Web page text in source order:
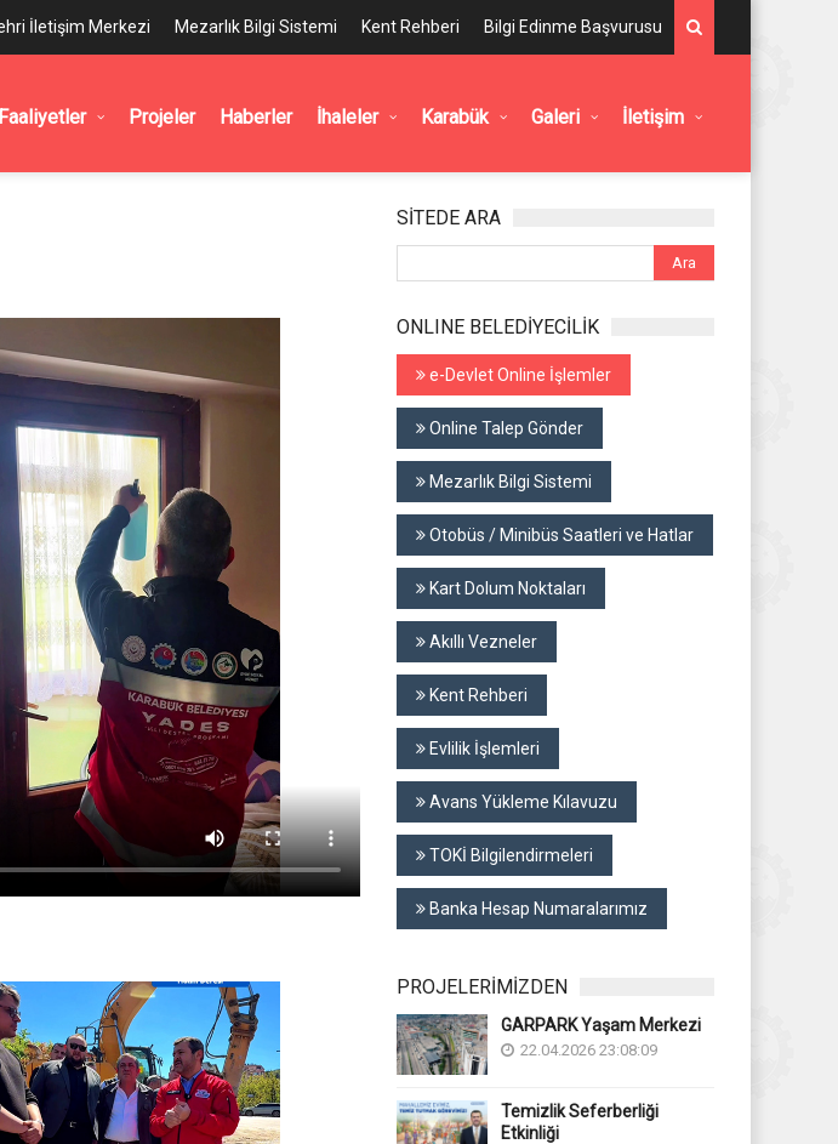
İletişim Merkezi Mezarlık Bilgi Sistemi Kent Rehberi Bilgi Edinme Başvurusu
Faaliyetler Projeler Haberler İhaleler Karabük Galeri İletişim
SİTEDE ARA
ONLINE BELEDİYECİLİK
e-Devlet Online İşlemler
Online Talep Gönder
Mezarlık Bilgi Sistemi
Otobüs / Minibüs Saatleri ve Hatlar
Kart Dolum Noktaları
Akıllı Vezneler
Kent Rehberi
Evlilik İşlemleri
Avans Yükleme Kılavuzu
TOKİ Bilgilendirmeleri
Banka Hesap Numaralarımız
PROJELERİMİZDEN
GARPARK Yaşam Merkezi
22.04.2026 23:08:09
Temizlik Seferberliği
Etkinliği